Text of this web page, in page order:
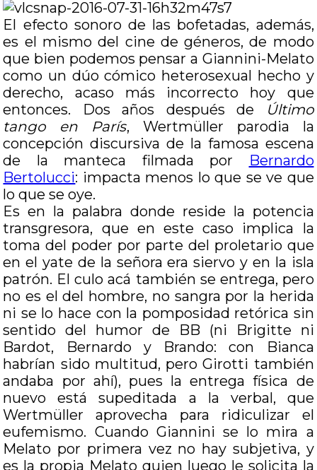
El efecto sonoro de las bofetadas, además,
es el mismo del cine de géneros, de modo
que bien podemos pensar a Giannini-Melato
como un dúo cómico heterosexual hecho y
derecho, acaso más incorrecto hoy que
entonces. Dos años después de
Último
tango en París, Wertmüller parodia la
concepción discursiva de la famosa escena
de la manteca filmada por
Bernardo
Bertolucci: impacta menos lo que se ve que
lo que se oye.
Es en la palabra donde reside la potencia
transgresora, que en este caso implica la
toma del poder por parte del proletario que
en el yate de la señora era siervo y en la isla
patrón. El culo acá también se entrega, pero
no es el del hombre, no sangra por la herida
ni se lo hace con la pomposidad retórica sin
sentido del humor de BB (ni Brigitte ni
Bardot, Bernardo y Brando: con Bianca
habrían sido multitud, pero Girotti también
andaba por ahí), pues la entrega física de
nuevo está supeditada a la verbal, que
Wertmüller aprovecha para ridiculizar el
eufemismo. Cuando Giannini se lo mira a
Melato por primera vez no hay subjetiva, y
es la propia Melato quien luego le solicita la